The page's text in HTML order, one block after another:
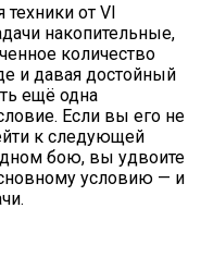
техники от VI
накопительные,
количество
и давая достойный
ещё одна
Если вы его не
к следующей
бою, вы удвоите
условию — и